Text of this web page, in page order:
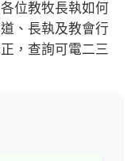
位教牧長執如何
、長執及教會行
，查詢可電二三